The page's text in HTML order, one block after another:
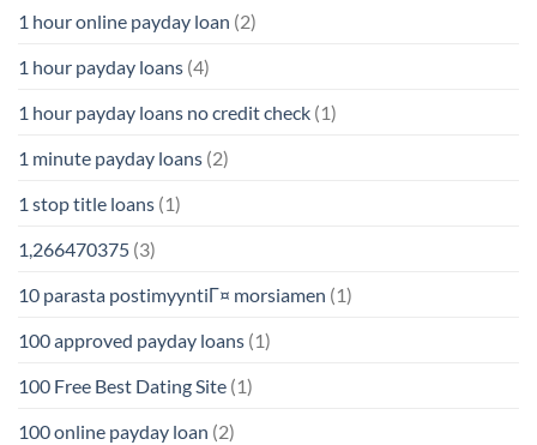
1 hour online payday loan (2)
1 hour payday loans (4)
1 hour payday loans no credit check (1)
1 minute payday loans (2)
1 stop title loans (1)
1,266470375 (3)
10 parasta postimyyntiГ¤ morsiamen (1)
100 approved payday loans (1)
100 Free Best Dating Site (1)
100 online payday loan (2)